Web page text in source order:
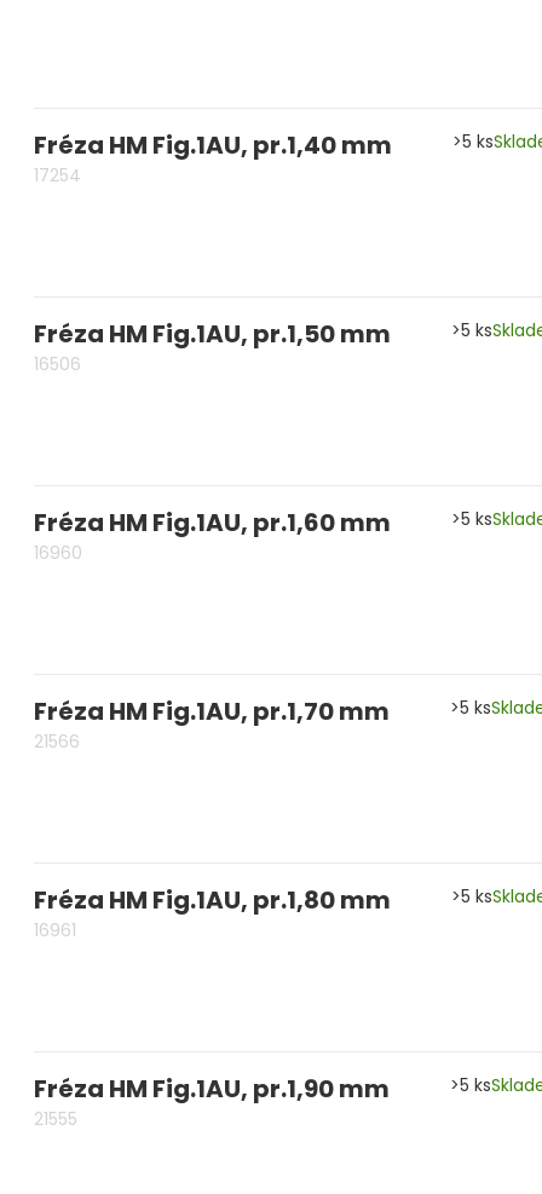
Fréza HM Fig.1AU, pr.1,40 mm
17254
>5 ks
Fréza HM Fig.1AU, pr.1,50 mm
16506
>5 ks
Fréza HM Fig.1AU, pr.1,60 mm
16960
>5 ks
Fréza HM Fig.1AU, pr.1,70 mm
21566
>5 ks
Fréza HM Fig.1AU, pr.1,80 mm
16961
>5 ks
Fréza HM Fig.1AU, pr.1,90 mm
21555
>5 ks